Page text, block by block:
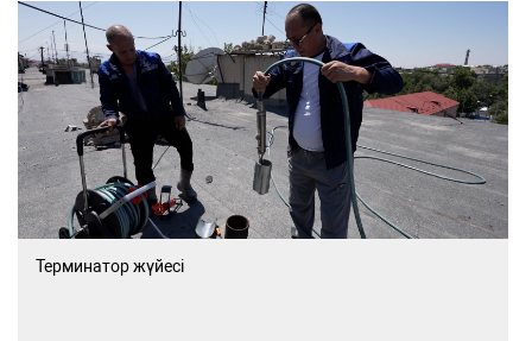
Терминатор жүйесі